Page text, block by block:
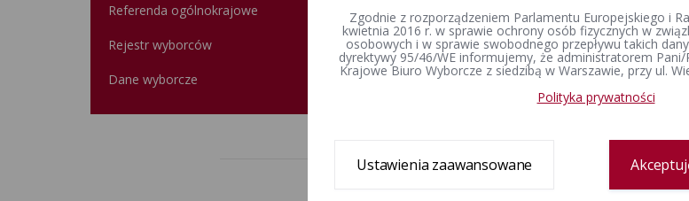
Referenda ogólnokrajowe
Rejestr wyborców
Dane wyborcze
Zgodnie z rozporządzeniem Parlamentu Europejskiego i
kwietnia 2016 r. w sprawie ochrony osób fizycznych w
osobowych i w sprawie swobodnego przepływu takich
dyrektywy 95/46/WE informujemy, że administratorem
Krajowe Biuro Wyborcze z siedzibą w Warszawie, przy ul.
Polityka prywatności
Ustawienia zaawansowane